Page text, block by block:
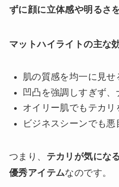
ずに顔に立体感や明るさ
マットハイライトの主な
肌の質感を均一に見せ
凹凸を強調しすぎず
オイリー肌でもテカ
ビジネスシーンでも
つまり、 テカリが気にな
優秀アイテムなのです。